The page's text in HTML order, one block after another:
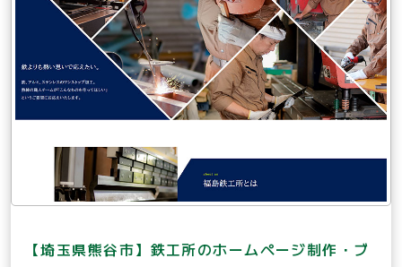
【埼玉県熊谷市】鉄工所のホームページ制作・ブ